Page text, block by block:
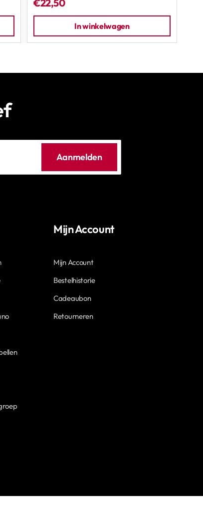
€22,50
In winkelwagen
Aanmelden
Mijn Account
Mijn Account
Bestelhistorie
Cadeaubon
Retourneren